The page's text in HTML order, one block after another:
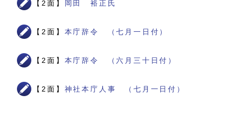
【2面】 岡田 裕正氏
【2面】 本庁辞令 （七月一日付）
【2面】 本庁辞令 （六月三十日付）
【2面】 神社本庁人事 （七月一日付）